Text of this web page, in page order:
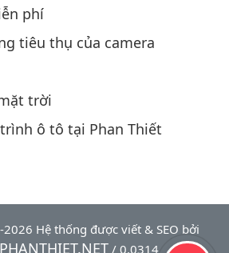
phí
tiêu thụ của camera
trời
ô tô tại Phan Thiết
Hệ thống được viết & SEO bởi
/ 0.0314